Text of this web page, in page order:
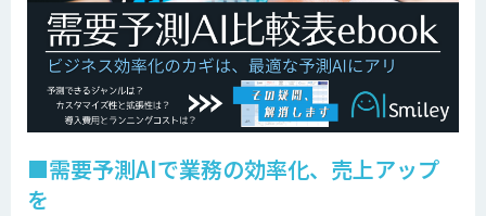
■需要予測AIで業務の効率化、売上アップ
を